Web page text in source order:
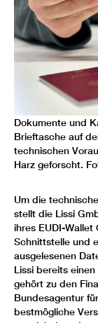
Dokumente und
Brieftasche auf
technischen
Harz geforscht.
Um die
stellt die Lissi
ihres EUDI-
Schnittstelle und
ausgelesenen
Lissi bereits
gehört zu den
Bundesagentur
bestmögliche